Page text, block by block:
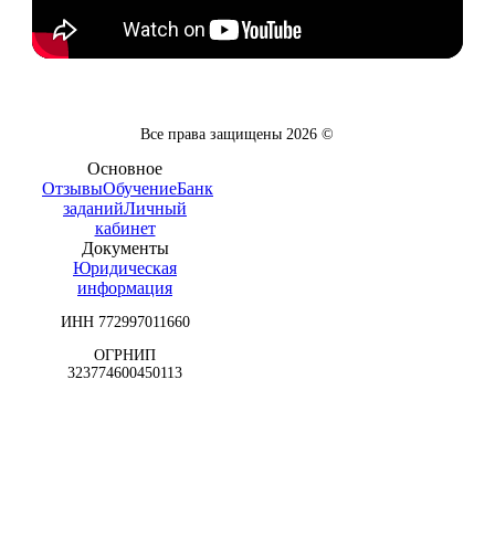
Все права защищены2026 ©
Основное
ОтзывыОбучениеБанк
заданийЛичный
кабинет
Документы
Юридическая
информация
ИНН 772997011660
ОГРНИП
323774600450113